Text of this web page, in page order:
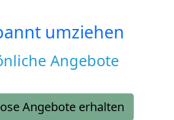
umziehen
Angebote
Angebote erhalten